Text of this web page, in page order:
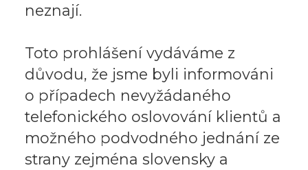
neznají.
Toto prohlášení vydáváme z
důvodu, že jsme byli informováni
o případech nevyžádaného
telefonického oslovování klientů a
možného podvodného jednání ze
strany zejména slovensky a